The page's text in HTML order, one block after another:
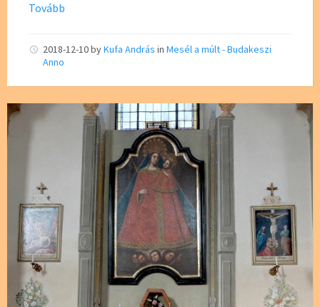
b
o
o
k
er
Tovább
2018-12-10byKufa András in Mesél a múlt - Budakeszi
Anno